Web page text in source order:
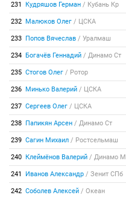
231 Кудряшов Герман / Кубань Кр
232 Малюков Олег / ЦСКА
233 Попов Вячеслав / Уралмаш
234 Богачёв Геннадий / Динамо Ст
235 Стогов Олег / Ротор
236 Минько Валерий / ЦСКА
237 Сергеев Олег / ЦСКА
238 Папикян Арсен / Динамо Ст
239 Сагин Михаил / Ростсельмаш
240 Клеймёнов Валерий / Динамо М
241 Иванов Александр / Зенит СПб
242 Соболев Алексей / Океан